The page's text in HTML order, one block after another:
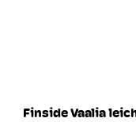
Finside Vaalia